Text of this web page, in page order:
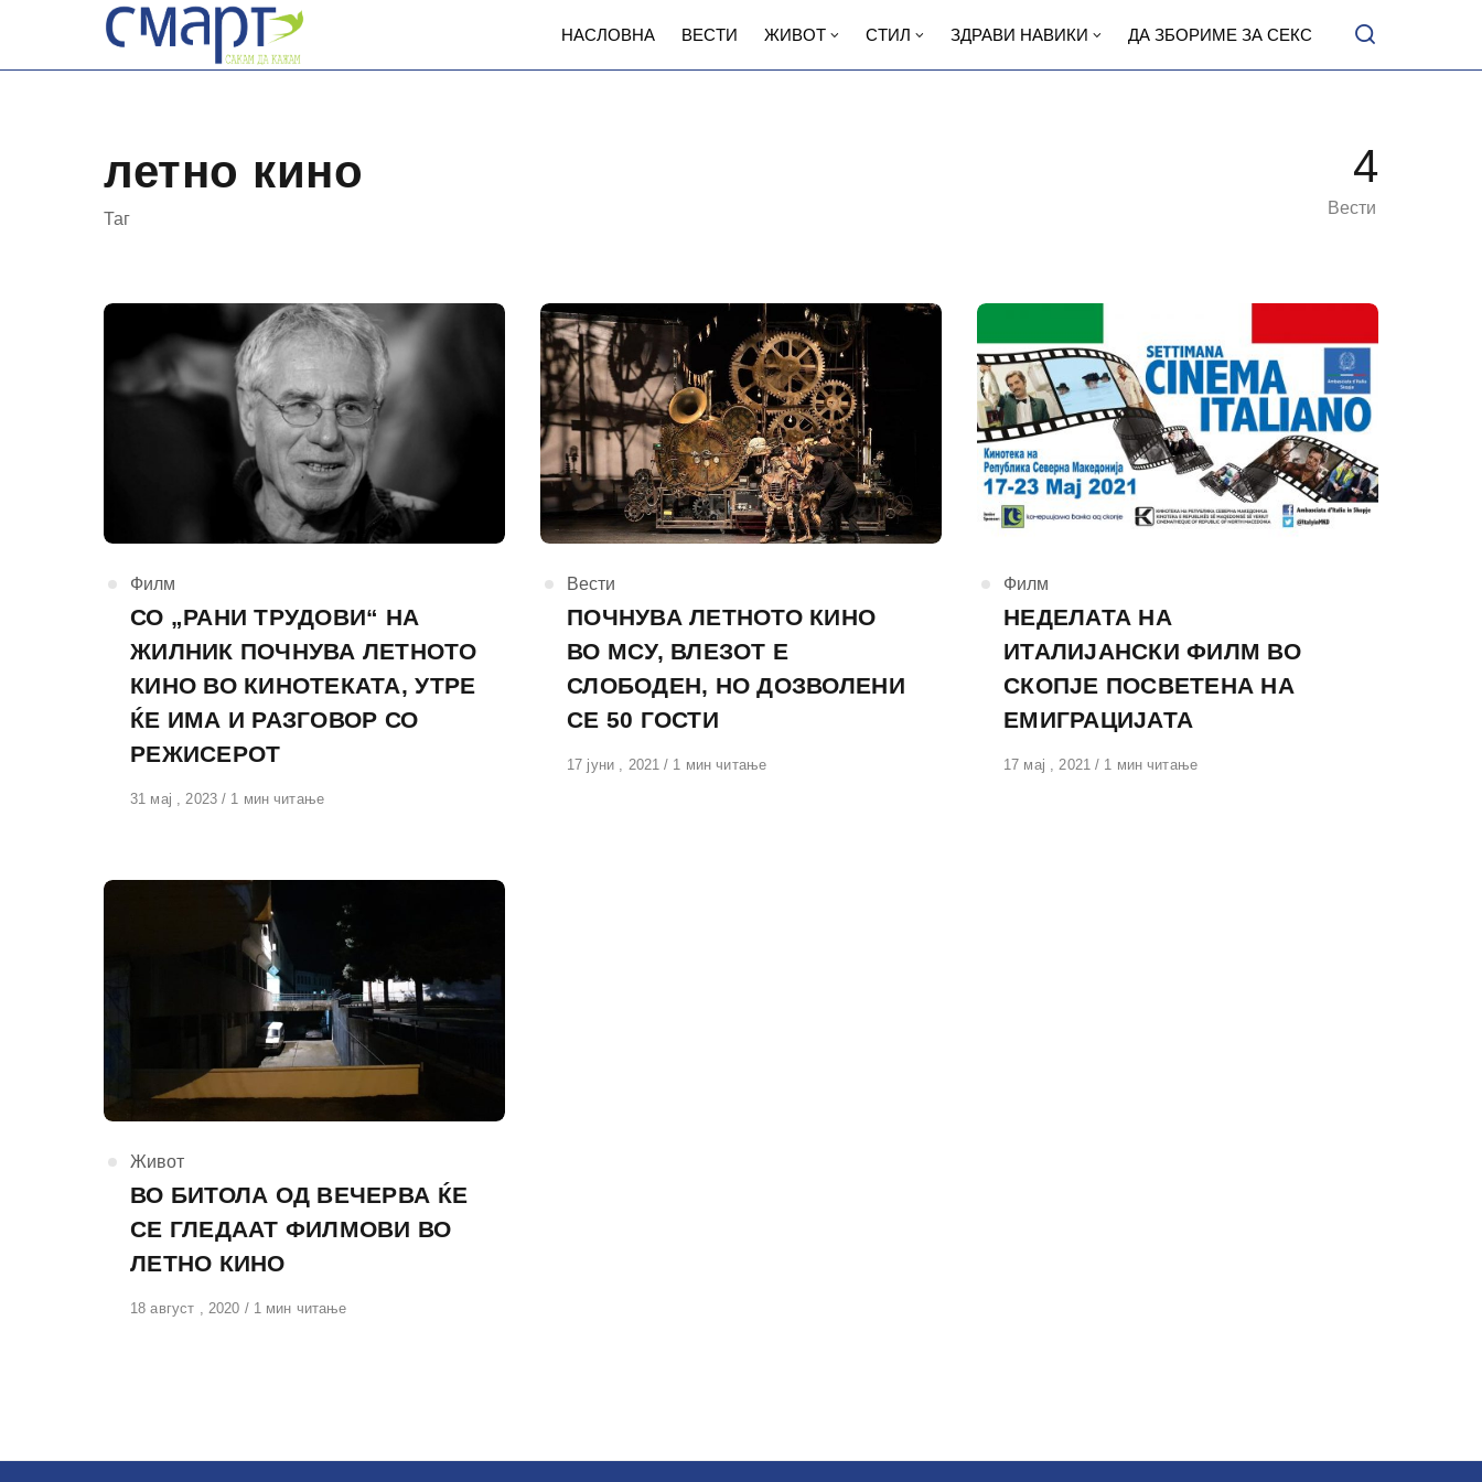
content
НАСЛОВНА ВЕСТИ ЖИВОТ СТИЛ ЗДРАВИ НАВИКИ ДА ЗБОРИМЕ ЗА СЕКС
летно кино
Таг
4
Вести
КАтегорија
Филм
СО „РАНИ ТРУДОВИ“ НА
ЖИЛНИК ПОЧНУВА ЛЕТНОТО
КИНО ВО КИНОТЕКАТА, УТРЕ
ЌЕ ИМА И РАЗГОВОР СО
РЕЖИСЕРОТ
Објавено
31 мај , 2023 1 мин читање
КАтегорија
Вести
ПОЧНУВА ЛЕТНОТО КИНО
ВО МСУ, ВЛЕЗОТ Е
СЛОБОДЕН, НО ДОЗВОЛЕНИ
СЕ 50 ГОСТИ
Објавено
17 јуни , 2021 1 мин читање
КАтегорија
Филм
НЕДЕЛАТА НА
ИТАЛИЈАНСКИ ФИЛМ ВО
СКОПЈЕ ПОСВЕТЕНА НА
ЕМИГРАЦИЈАТА
Објавено
17 мај , 2021 1 мин читање
КАтегорија
Живот
ВО БИТОЛА ОД ВЕЧЕРВА ЌЕ
СЕ ГЛЕДААТ ФИЛМОВИ ВО
ЛЕТНО КИНО
Објавено
18 август , 2020 1 мин читање